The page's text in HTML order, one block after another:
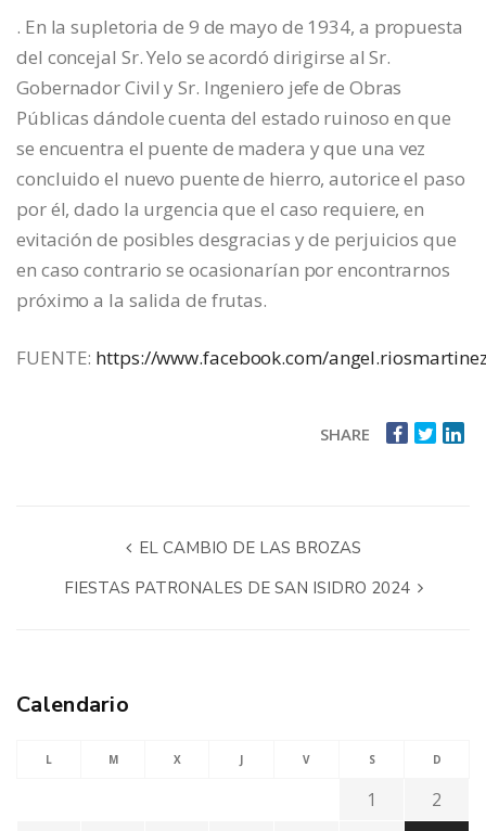
. En la supletoria de 9 de mayo de 1934, a propuesta
del concejal Sr. Yelo se acordó dirigirse al Sr.
Gobernador Civil y Sr. Ingeniero jefe de Obras
Públicas dándole cuenta del estado ruinoso en que
se encuentra el puente de madera y que una vez
concluido el nuevo puente de hierro, autorice el paso
por él, dado la urgencia que el caso requiere, en
evitación de posibles desgracias y de perjuicios que
en caso contrario se ocasionarían por encontrarnos
próximo a la salida de frutas.
FUENTE: https://www.facebook.com/
SHARE
EL CAMBIO DE LAS BROZAS
FIESTAS PATRONALES DE SAN ISIDRO 2024
Calendario
L M X J V S D
1
2